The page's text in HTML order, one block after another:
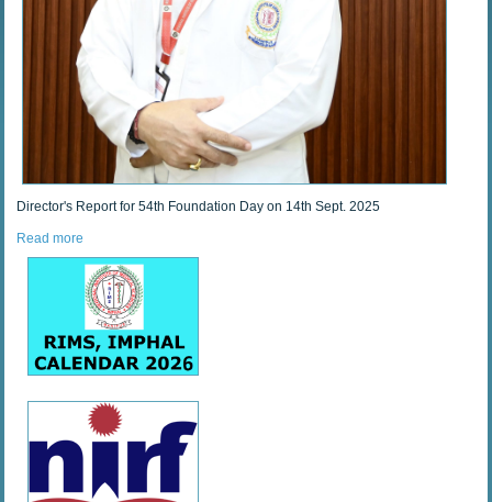
Director's Report for 54th Foundation Day on 14th Sept. 2025
Read more